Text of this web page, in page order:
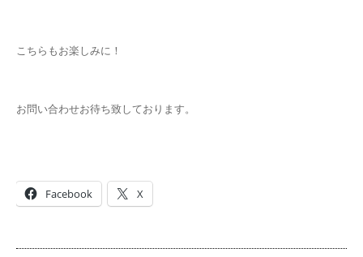
こちらもお楽しみに！
お問い合わせお待ち致しております。
Facebook X